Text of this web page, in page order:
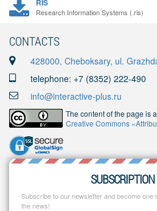
RIS
Research Information Systems (.ris)
CONTACTS
428000, Cheboksary, ul.
telephone: +7 (8352) 222-490
info@interactive-plus.ru
The content of the page is
Creative Commons
Subscribe to our newsletter and become one
the news!